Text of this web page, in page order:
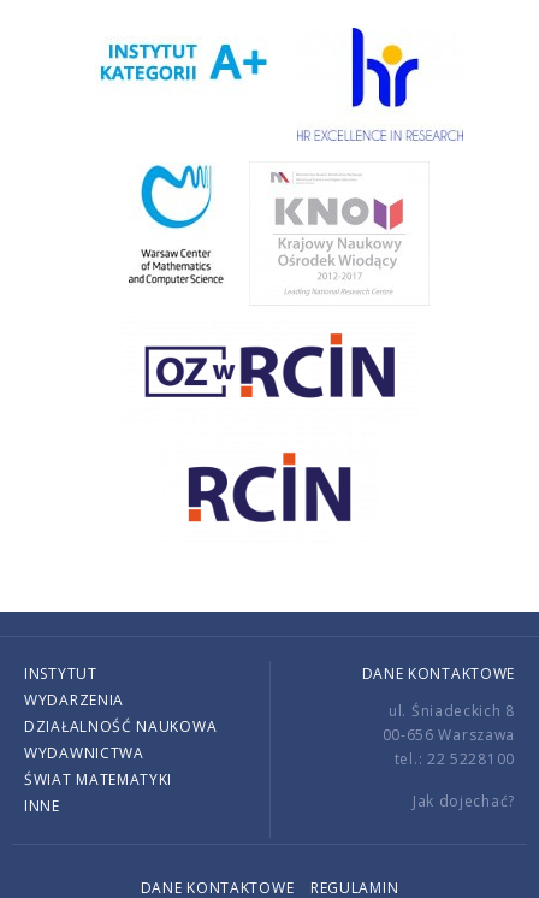
INSTYTUT
WYDARZENIA
DZIAŁALNOŚĆ NAUKOWA
WYDAWNICTWA
ŚWIAT MATEMATYKI
INNE
DANE KONTAKTOWE
ul. Śniadeckich 8
00-656 Warszawa
tel.: 22 5228100
Jak dojechać?
DANE KONTAKTOWE REGULAMIN